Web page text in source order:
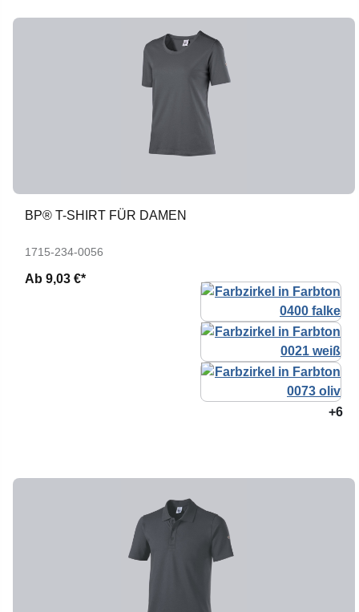
BP® T-SHIRT FÜR DAMEN
1715-234-0056
Ab 9,03 €*
+6